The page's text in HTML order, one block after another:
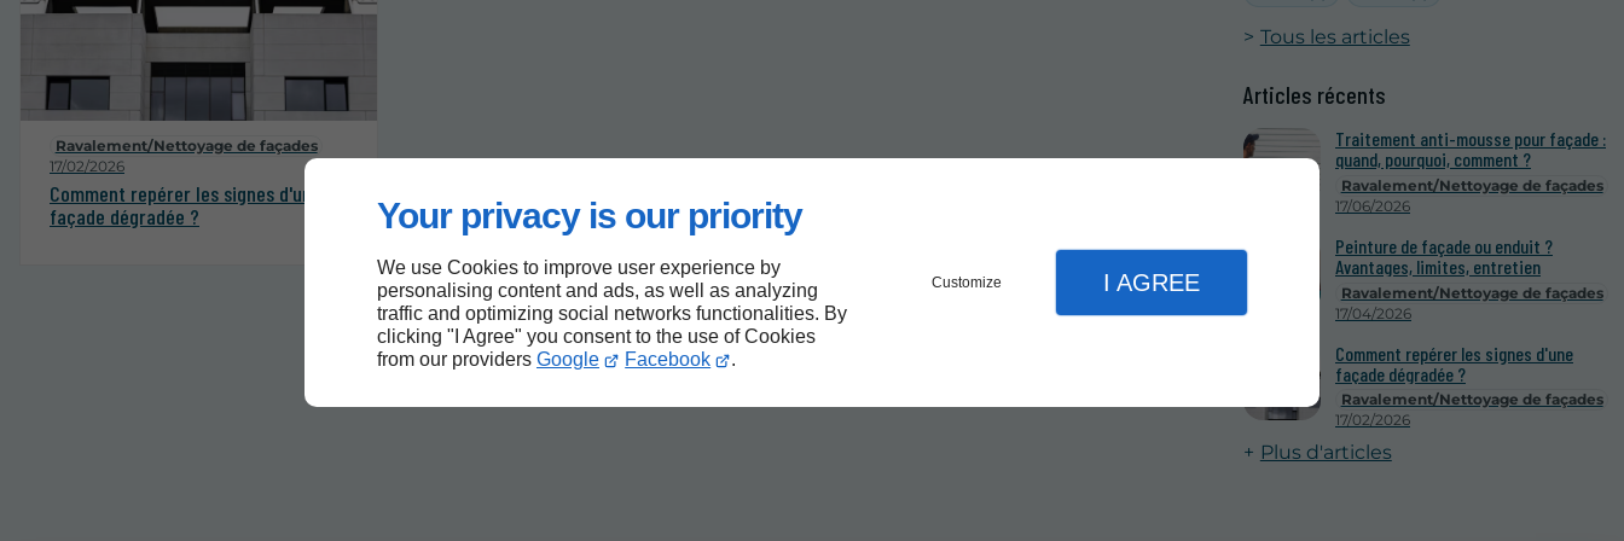
Your privacy is our priority
We use Cookies to improve user experience by
personalising content and ads, as well as analyzing
traffic and optimizing social networks functionalities. By
clicking "I Agree" you consent to the use of Cookies
from our providers Google Facebook .
Customize I AGREE
Tous les articles
Articles récents
Ravalement/Nettoyage de façades
17/06/2026
Traitement anti-mousse pour façade :
quand, pourquoi, comment ?
Ravalement/Nettoyage de façades
17/04/2026
Peinture de façade ou enduit ?
Avantages, limites, entretien
Ravalement/Nettoyage de façades
17/02/2026
Comment repérer les signes d'une
façade dégradée ?
Plus d'articles
Ravalement/Nettoyage de façades
17/02/2026
Comment repérer les signes d'une
façade dégradée ?